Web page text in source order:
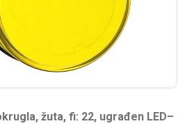
žuta, fi: 22, ugrađen LED–